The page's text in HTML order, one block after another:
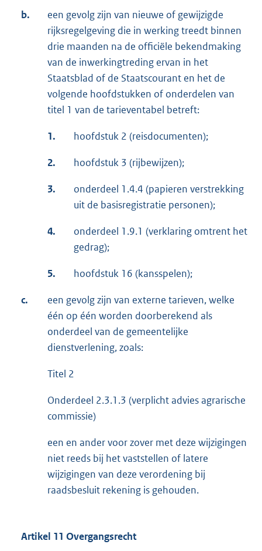
b.
een gevolg zijn van nieuwe of gewijzigde
rijksregelgeving die in werking treedt binnen
drie maanden na de officiële bekendmaking
van de inwerkingtreding ervan in het
Staatsblad of de Staatscourant en het de
volgende hoofdstukken of onderdelen van
titel 1 van de tarieventabel betreft:
1. hoofdstuk 2 (reisdocumenten);
2. hoofdstuk 3 (rijbewijzen);
3.
onderdeel 1.4.4 (papieren verstrekking
uit de basisregistratie personen);
4.
onderdeel 1.9.1 (verklaring omtrent het
gedrag);
5. hoofdstuk 16 (kansspelen);
c.
een gevolg zijn van externe tarieven, welke
één op één worden doorberekend als
onderdeel van de gemeentelijke
dienstverlening, zoals:
Titel 2
Onderdeel 2.3.1.3 (verplicht advies agrarische
commissie)
een en ander voor zover met deze wijzigingen
niet reeds bij het vaststellen of latere
wijzigingen van deze verordening bij
raadsbesluit rekening is gehouden.
Artikel 11 Overgangsrecht